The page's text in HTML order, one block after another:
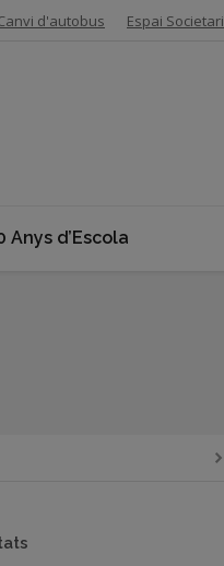
d'autobus Espai Societari
Anys d’Escola